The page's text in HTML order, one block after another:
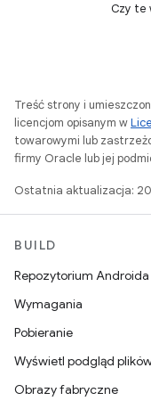
Czy te
Treść strony i
licencjom opisanym w
towarowymi lub
firmy Oracle lub jej
Ostatnia aktualizacja:
BUILD
Repozytorium Androida
Wymagania
Pobieranie
Wyświetl podgląd
Obrazy fabryczne